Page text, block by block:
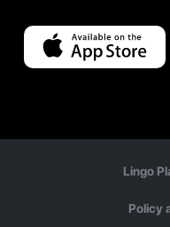
Lingo
Policy